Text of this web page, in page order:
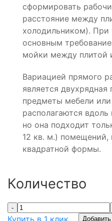
сформировать
расстояние между
холодильником). При
основным
мойки между плитой
Вариацией прямого
является двухрядная
предметы мебели или
располагаются
но она подходит
12 кв. м.) помещений,
квадратной формы.
Количество
-
Купить в 1 клик